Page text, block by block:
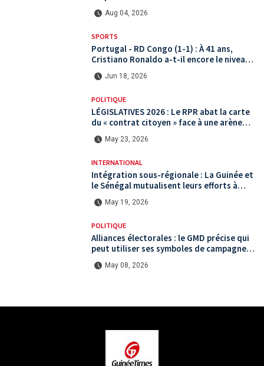
territoriaux sous la 5ème République
Aug 04, 2026
SPORTS
Portugal - RD Congo (1-1) : À 41 ans,
Cristiano Ronaldo a-t-il encore le niveau
international ?
Jun 18, 2026
POLITIQUE
LÉGISLATIVES 2026 : Le RPR abat la carte
du « contrat citoyen » face à une arène
politique saturée.
May 23, 2026
INTERNATIONAL
Intégration sous-régionale : La Guinée et
le Sénégal mutualisent leurs efforts à
Koundara via le programme RéZo
May 19, 2026
POLITIQUE
Alliances électorales : le GMD précise qui
peut utiliser ses symboles de campagne
avant le scrutin du 31 mai
May 08, 2026